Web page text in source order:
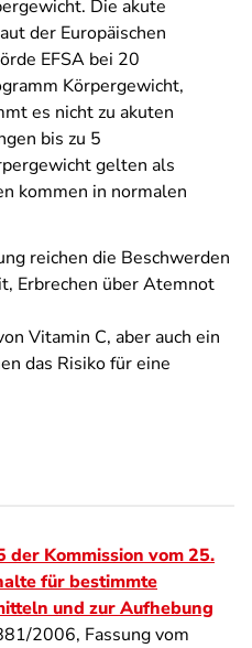
Die akute
der Europäischen
EFSA bei 20
Körpergewicht,
es nicht zu akuten
bis zu 5
gelten als
kommen in normalen
reichen die Beschwerden
Erbrechen über Atemnot
Vitamin C, aber auch ein
das Risiko für eine
Kommission vom 25.
für bestimmte
und zur Aufhebung
2006, Fassung vom